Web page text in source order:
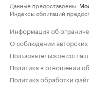
Данные предоставлены:
Индексы облигаций
Информация об
О соблюдении авторских
Пользовательское
Политика в отношении
Политика обработки